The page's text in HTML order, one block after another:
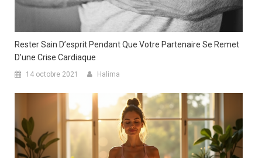
Rester Sain D’esprit Pendant Que Votre Partenaire Se Remet
D’une Crise Cardiaque
14 octobre 2021 Halima